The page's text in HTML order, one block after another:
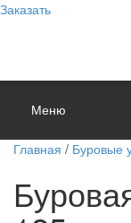
Заказать
Меню
Главная / Буровые